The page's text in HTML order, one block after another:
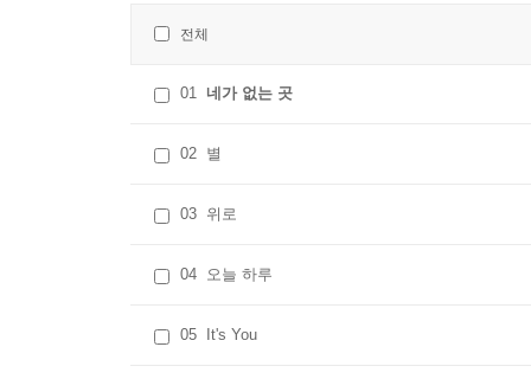
전체
01 네가 없는 곳
02 별
03 위로
04 오늘 하루
05 It's You